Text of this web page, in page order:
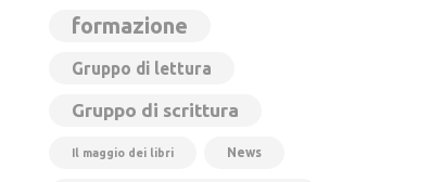
formazione
Gruppo di lettura
Gruppo di scrittura
Il maggio dei libri News